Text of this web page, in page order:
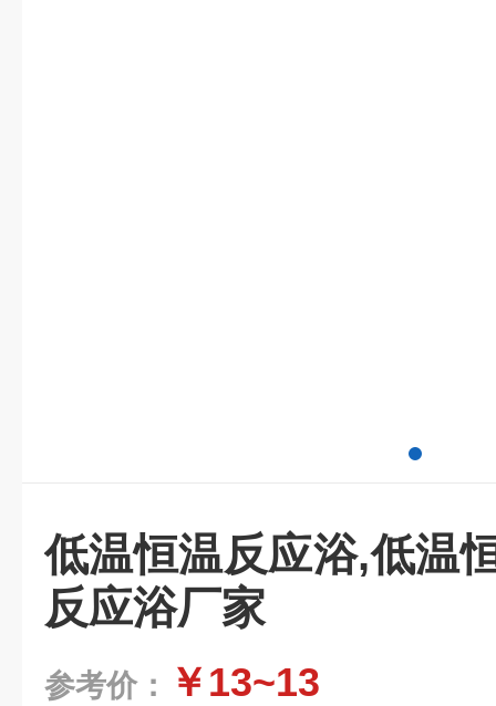
低温恒温反应浴,低温
反应浴厂家
参考价： ￥13~13